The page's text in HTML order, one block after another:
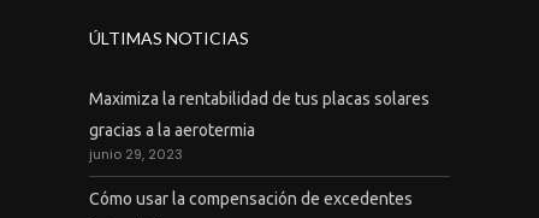
ÚLTIMAS NOTICIAS
Maximiza la rentabilidad de tus placas solares
gracias a la aerotermia
junio 29, 2023
Cómo usar la compensación de excedentes